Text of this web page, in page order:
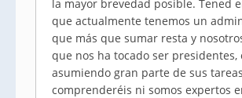
la mayor brevedad posible. Tened
que actualmente tenemos un
que más que sumar resta y
que nos ha tocado ser presidentes,
asumiendo gran parte de sus
comprenderéis ni somos expertos